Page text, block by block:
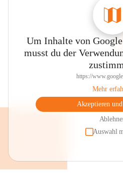
Um Inhalte von
musst du der
https://
Mehr
Akzeptieren
Auswahl